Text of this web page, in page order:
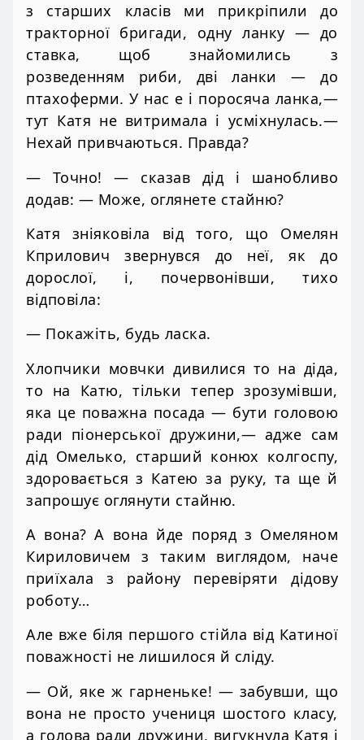
з старших класів ми прикріпили до
тракторної бригади, одну ланку — до
ставка, щоб знайомились з
розведенням риби, дві ланки — до
птахоферми. У нас е і поросяча ланка,—
тут Катя не витримала і усміхнулась.—
Нехай привчаються. Правда?
— Точно! — сказав дід і шанобливо
додав: — Може, оглянете стайню?
Катя зніяковіла від того, що Омелян
Кприлович звернувся до неї, як до
дорослої, і, почервонівши, тихо
відповіла:
— Покажіть, будь ласка.
Хлопчики мовчки дивилися то на діда,
то на Катю, тільки тепер зрозумівши,
яка це поважна посада — бути головою
ради піонерської дружини,— адже сам
дід Омелько, старший конюх колгоспу,
здоровається з Катею за руку, та ще й
запрошує оглянути стайню.
А вона? А вона йде поряд з Омеляном
Кириловичем з таким виглядом, наче
приїхала з району перевіряти дідову
роботу…
Але вже біля першого стійла від Катиної
поважності не лишилося й сліду.
— Ой, яке ж гарненьке! — забувши, що
вона не просто учениця шостого класу,
а голова ради дружини, вигукнула Катя і